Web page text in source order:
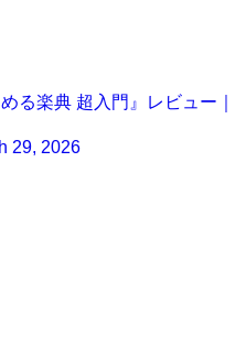
る楽典 超入門』レビュー｜
29, 2026